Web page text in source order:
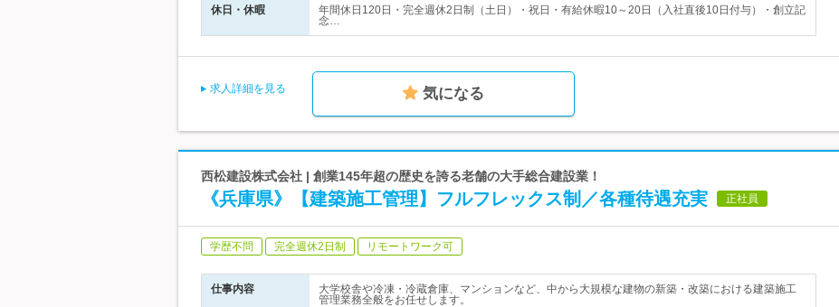
休日・休暇
年間休日120日・完全週休2日制（土日）・祝日・有給休暇10～20日（入社直後10日付与）・創立記
念…
求人詳細を見る 気になる
西松建設株式会社 | 創業145年超の歴史を誇る老舗の大手総合建設業！
《兵庫県》【建築施工管理】フルフレックス制／各種待遇充実 正社員
学歴不問 完全週休2日制 リモートワーク可
仕事内容
大学校舎や冷凍・冷蔵倉庫、マンションなど、中から大規模な建物の新築・改築における建築施工
管理業務全般をお任せします。